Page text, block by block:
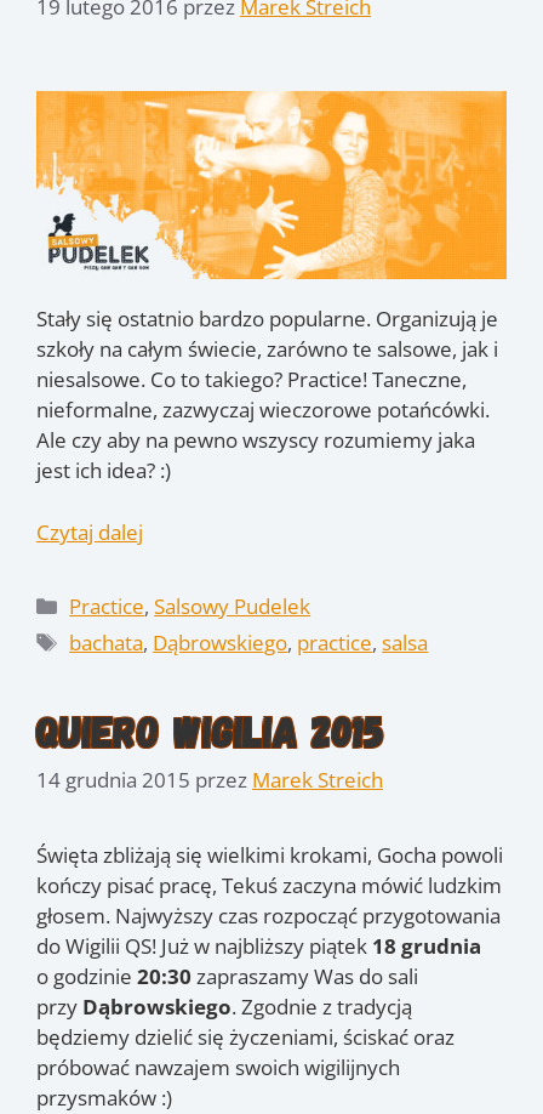
19 lutego 2016 przez Marek Streich
Stały się ostatnio bardzo popularne. Organizują je
szkoły na całym świecie, zarówno te salsowe, jak i
niesalsowe. Co to takiego? Practice! Taneczne,
nieformalne, zazwyczaj wieczorowe potańcówki.
Ale czy aby na pewno wszyscy rozumiemy jaka
jest ich idea? :)
Czytaj dalej
Kategorie
Practice,Salsowy Pudelek
Tagi
bachata, Dąbrowskiego, practice,salsa
Quiero Wigilia 2015
14 grudnia 2015 przez Marek Streich
Święta zbliżają się wielkimi krokami, Gocha powoli
kończy pisać pracę, Tekuś zaczyna mówić ludzkim
głosem. Najwyższy czas rozpocząć przygotowania
do Wigilii QS! Już w najbliższy piątek 18 grudnia
o godzinie 20:30 zapraszamy Was do sali
przy Dąbrowskiego. Zgodnie z tradycją
będziemy dzielić się życzeniami, ściskać oraz
próbować nawzajem swoich wigilijnych
przysmaków :)